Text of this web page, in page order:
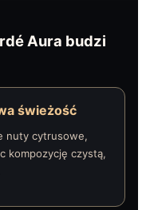
Aura budzi
świeżość
nuty cytrusowe,
kompozycję czystą,